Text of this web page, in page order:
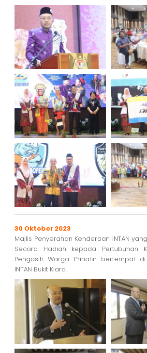
30 Oktober 2023
Majlis Penyerahan Kenderaan INTAN
Secara Hadiah kepada Pertubuhan
Pengasih Warga Prihatin bertempat
INTAN Bukit Kiara.